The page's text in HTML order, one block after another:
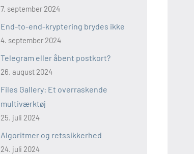
7. september 2024
End-to-end-kryptering brydes ikke
4. september 2024
Telegram eller åbent postkort?
26. august 2024
Files Gallery: Et overraskende
multiværktøj
25. juli 2024
Algoritmer og retssikkerhed
24. juli 2024